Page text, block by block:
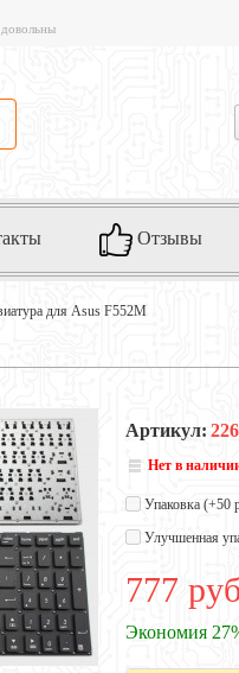
Отзывы
для Asus F552M
Артикул:
Нет в
Упаковка (+50
Улучшенная
777
Экономия